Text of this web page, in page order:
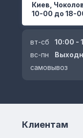
Киев,
10-00 до 18-
вт-сб
10:00 -
вс-пн
самовывоз
Клиентам